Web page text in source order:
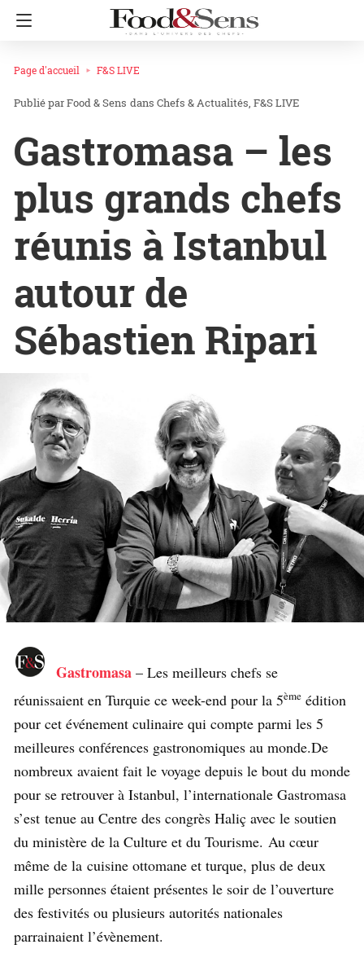
Page d'accueil F&S LIVE
Food & Sens dans Chefs & Actualités F&S LIVE
Gastromasa – les
plus grands chefs
réunis à Istanbul
autour de
Sébastien Ripari
Gastromasa – Les meilleurs chefs se
réunissaient en Turquie ce week-end pour la 5ème édition
pour cet événement culinaire qui compte parmi les 5
meilleures conférences gastronomiques au monde.De
nombreux avaient fait le voyage depuis le bout du monde
pour se retrouver à Istanbul, l’internationale Gastromasa
s’est tenue au Centre des congrès Haliç avec le soutien
du ministère de la Culture et du Tourisme. Au cœur
même de la cuisine ottomane et turque, plus de deux
mille personnes étaient présentes le soir de l’ouverture
des festivités ou plusieurs autorités nationales
parrainaient l’évènement.